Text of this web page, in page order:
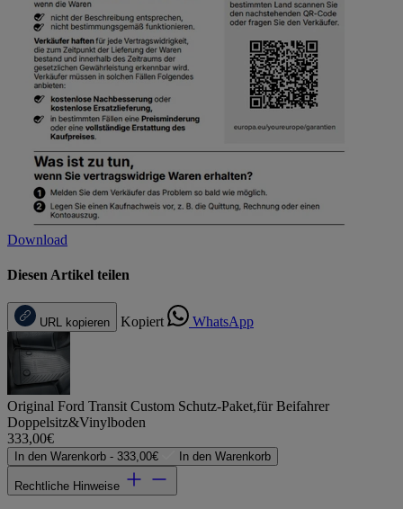
Download
Diesen Artikel teilen
URL kopieren Kopiert WhatsApp
Original Ford Transit Custom Schutz-Paket,für Beifahrer
Doppelsitz&Vinylboden
333,00€
In den Warenkorb - 333,00€ In den Warenkorb
Rechtliche Hinweise